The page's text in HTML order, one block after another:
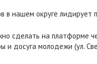
в нашем округе
сделать на платформе
и досуга молодежи (ул.